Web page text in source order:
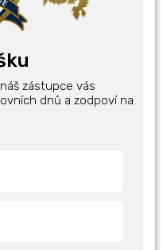
zástupce vás
dnů a zodpoví na